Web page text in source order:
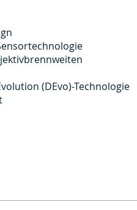
(DEvo)-Technologie